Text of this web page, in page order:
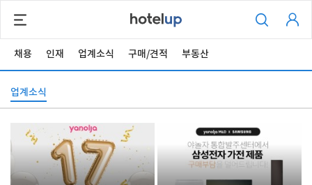
채용 인재 업계소식 구매/견적 부동산
업계소식